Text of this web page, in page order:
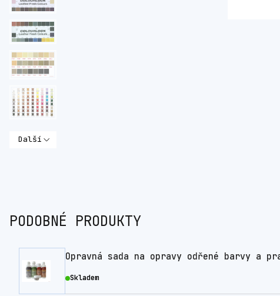
Další
PODOBNÉ PRODUKTY
Opravná sada na opravy odřené barvy a
Skladem